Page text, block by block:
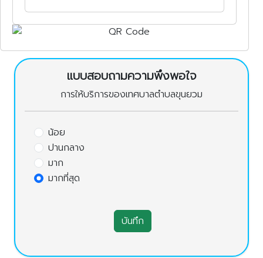
แบบสอบถามความพึงพอใจ
การให้บริการของเทศบาลตำบลขุนยวม
น้อย
ปานกลาง
มาก
มากที่สุด
บันทึก